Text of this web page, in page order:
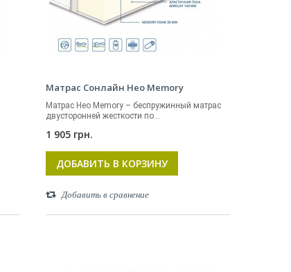
Матрас Сонлайн Нео Memory
Матрас Нео Memory – беспружинный матрас
двусторонней жесткости по...
1 905 грн.
ДОБАВИТЬ В КОРЗИНУ
Добавить в сравнение